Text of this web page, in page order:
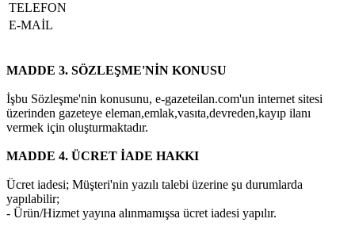
TELEFON
E-MAİL
MADDE 3. SÖZLEŞME'NİN KONUSU
İşbu Sözleşme'nin konusunu, e-gazeteilan.com'un internet sitesi
üzerinden gazeteye eleman,emlak,vasıta,devreden,kayıp ilanı
vermek için oluşturmaktadır.
MADDE 4. ÜCRET İADE HAKKI
Ücret iadesi; Müşteri'nin yazılı talebi üzerine şu durumlarda
yapılabilir;
- Ürün/Hizmet yayına alınmamışsa ücret iadesi yapılır.